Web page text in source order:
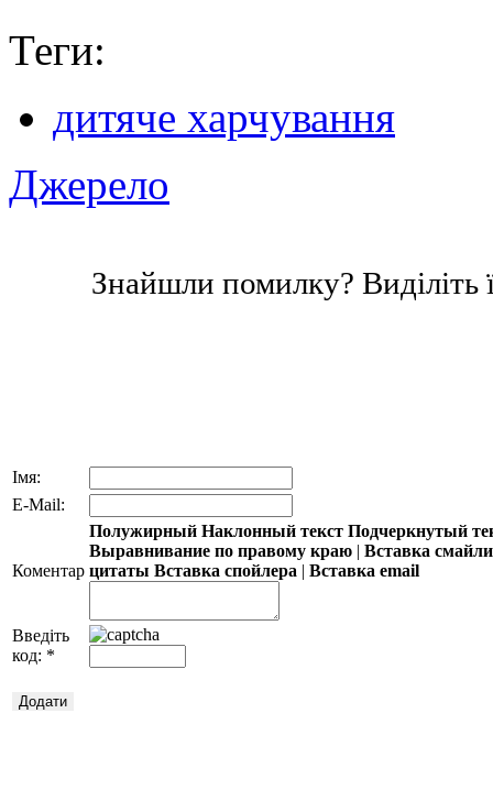
Теги:
дитяче харчування
Джерело
Знайшли помилку? Виділіть
Імя:
E-Mail:
Коментар
Полужирный Наклонный текст Подчеркнутый
Выравнивание по правому краю | Вставка
цитаты Вставка спойлера | Вставка email
Введіть
код: *